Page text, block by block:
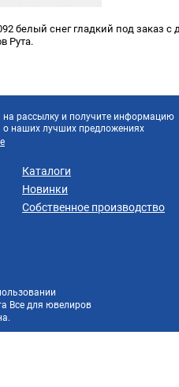
белый снег гладкий под заказ с
Рута.
на рассылку и получите информацию
о наших лучших предложениях
Каталоги
Новинки
Собственное производство
Все для ювелиров